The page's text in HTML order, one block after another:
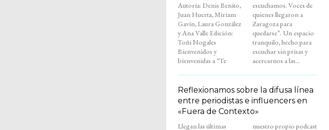
Autoría: Denis Benito,
Juan Huerta, Miriam
Gavín, Laura González
y Ana Valle Edición:
Toñi Nogales
Bienvenidos y
bienvenidas a “Te
escuchamos. Voces de
quienes llegaron a
Zaragoza para
quedarse”. Un espacio
tranquilo, hecho para
escuchar sin prisas y
acercarnos a las...
Reflexionamos sobre la difusa línea
entre periodistas e influencers en
«Fuera de Contexto»
Llegan las últimas
nuestro propio podcast